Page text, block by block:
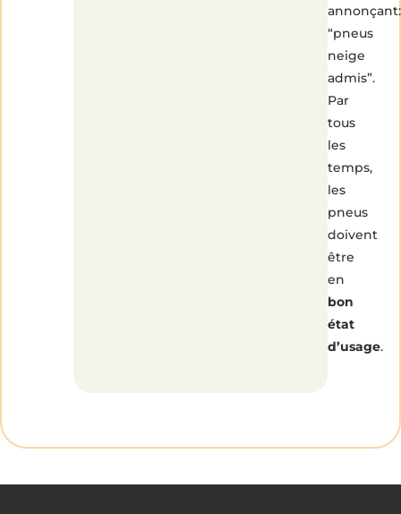
annonçant:
“pneus
neige
admis”.
Par
tous
les
temps,
les
pneus
doivent
être
en
bon
état
d’usage.